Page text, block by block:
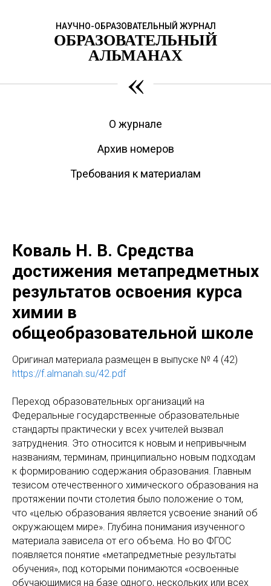
НАУЧНО-ОБРАЗОВАТЕЛЬНЫЙ ЖУРНАЛ
ОБРАЗОВАТЕЛЬНЫЙ
АЛЬМАНАХ
«
О журнале
Архив номеров
Требования к материалам
Коваль Н. В. Средства
достижения метапредметных
результатов освоения курса
химии в
общеобразовательной школе
Оригинал материала размещен в выпуске № 4 (42)
https://f.almanah.su/42.pdf
Переход образовательных организаций на
Федеральные государственные образовательные
стандарты практически у всех учителей вызвал
затруднения. Это относится к новым и непривычным
названиям, терминам, принципиально новым подходам
к формированию содержания образования. Главным
тезисом отечественного химического образования на
протяжении почти столетия было положение о том,
что «целью образования является усвоение знаний об
окружающем мире». Глубина понимания изученного
материала зависела от его объема. Но во ФГОС
появляется понятие «метапредметные результаты
обучения», под которыми понимаются «освоенные
обучающимися на базе одного, нескольких или всех